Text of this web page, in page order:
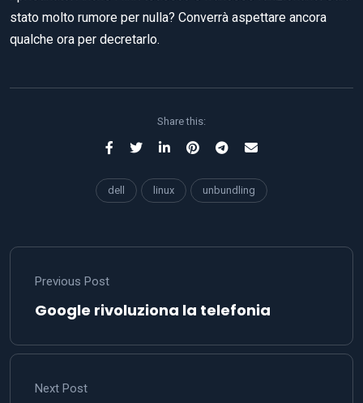
stato molto rumore per nulla? Converrà aspettare ancora
qualche ora per decretarlo.
Share this:
dell linux unbundling
Previous Post
Google rivoluziona la telefonia
Next Post